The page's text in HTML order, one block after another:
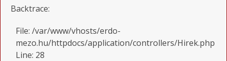
Backtrace:
File: /var/www/vhosts/erdo-
mezo.hu/httpdocs/application/controllers/Hirek.php
Line: 28